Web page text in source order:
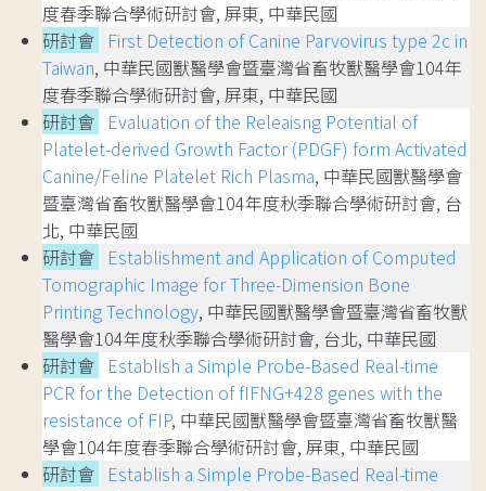
度春季聯合學術研討會, 屏東, 中華民國
研討會 First Detection of Canine Parvovirus type 2c in
Taiwan, 中華民國獸醫學會暨臺灣省畜牧獸醫學會104年
度春季聯合學術研討會, 屏東, 中華民國
研討會 Evaluation of the Releaisng Potential of
Platelet-derived Growth Factor (PDGF) form Activated
Canine/Feline Platelet Rich Plasma, 中華民國獸醫學會
暨臺灣省畜牧獸醫學會104年度秋季聯合學術研討會, 台
北, 中華民國
研討會 Establishment and Application of Computed
Tomographic Image for Three-Dimension Bone
Printing Technology, 中華民國獸醫學會暨臺灣省畜牧獸
醫學會104年度秋季聯合學術研討會, 台北, 中華民國
研討會 Establish a Simple Probe-Based Real-time
PCR for the Detection of fIFNG+428 genes with the
resistance of FIP, 中華民國獸醫學會暨臺灣省畜牧獸醫
學會104年度春季聯合學術研討會, 屏東, 中華民國
研討會 Establish a Simple Probe-Based Real-time